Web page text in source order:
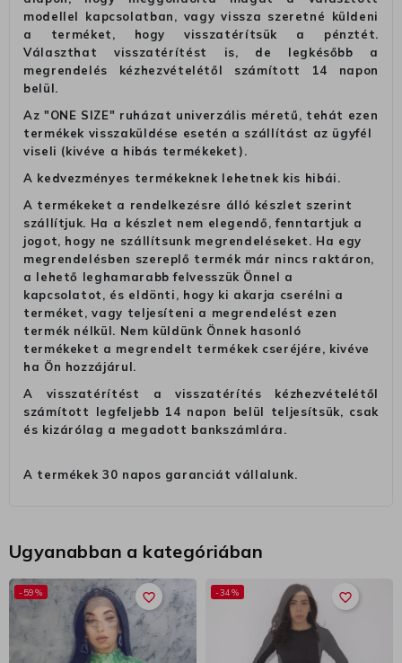
modellel kapcsolatban, vagy vissza szeretné küldeni
a terméket, hogy visszatérítsük a pénztét.
Választhat visszatérítést is, de legkésőbb a
megrendelés kézhezvételétől számított 14 napon
belül.
Az "ONE SIZE" ruházat univerzális méretű, tehát ezen
termékek visszaküldése esetén a szállítást az ügyfél
viseli (kivéve a hibás termékeket).
A kedvezményes termékeknek lehetnek kis hibái.
A termékeket a rendelkezésre álló készlet szerint
szállítjuk. Ha a készlet nem elegendő, fenntartjuk a
jogot, hogy ne szállítsunk megrendeléseket. Ha egy
megrendelésben szereplő termék már nincs raktáron,
a lehető leghamarabb felvesszük Önnel a
kapcsolatot, és eldönti, hogy ki akarja cserélni a
terméket, vagy teljesíteni a megrendelést ezen
termék nélkül. Nem küldünk Önnek hasonló
termékeket a megrendelt termékek cseréjére, kivéve
ha Ön hozzájárul.
A visszatérítést a visszatérítés kézhezvételétől
számított legfeljebb 14 napon belül teljesítsük, csak
és kizárólag a megadott bankszámlára.
A termékek 30 napos garanciát vállalunk.
Ugyanabban a kategóriában
favorite_border
-59% favorite_border
-34%